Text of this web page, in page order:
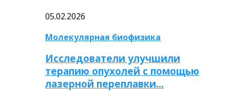
05.02.2026
Молекулярная биофизика
Исследователи улучшили
терапию опухолей с помощью
лазерной переплавки…